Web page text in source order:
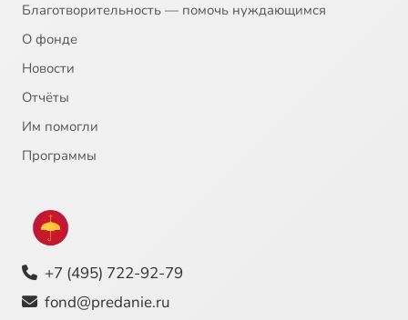
Благотворительность — помочь нуждающимся
О фонде
Новости
Отчёты
Им помогли
Программы
+7 (495) 722-92-79
fond@predanie.ru